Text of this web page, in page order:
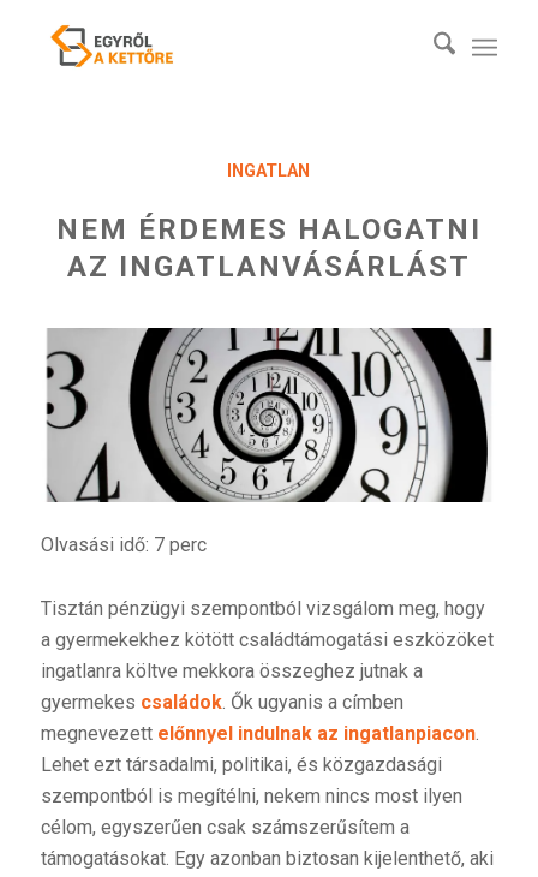
INGATLAN
NEM ÉRDEMES HALOGATNI
AZ INGATLANVÁSÁRLÁST
Olvasási idő: 7 perc
Tisztán pénzügyi szempontból vizsgálom meg, hogy
a gyermekekhez kötött családtámogatási eszközöket
ingatlanra költve mekkora összeghez jutnak a
gyermekes családok. Ők ugyanis a címben
megnevezett előnnyel indulnak az ingatlanpiacon.
Lehet ezt társadalmi, politikai, és közgazdasági
szempontból is megítélni, nekem nincs most ilyen
célom, egyszerűen csak számszerűsítem a
támogatásokat. Egy azonban biztosan kijelenthető, aki